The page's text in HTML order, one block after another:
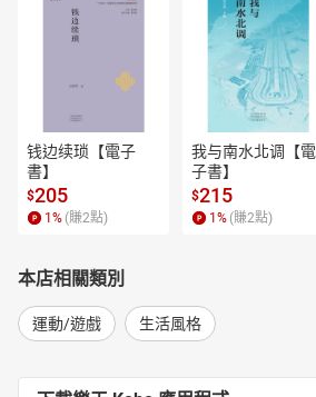
钱边续琐【電子
書】
$205
1 % (賺2點)
我与南水北调【電
子書】
$215
1 % (賺2點)
本店相關類別
運動/遊戲 生活風格